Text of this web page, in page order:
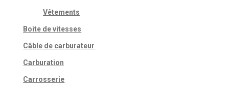
Vêtements
Boite de vitesses
Câble de carburateur
Carburation
Carrosserie